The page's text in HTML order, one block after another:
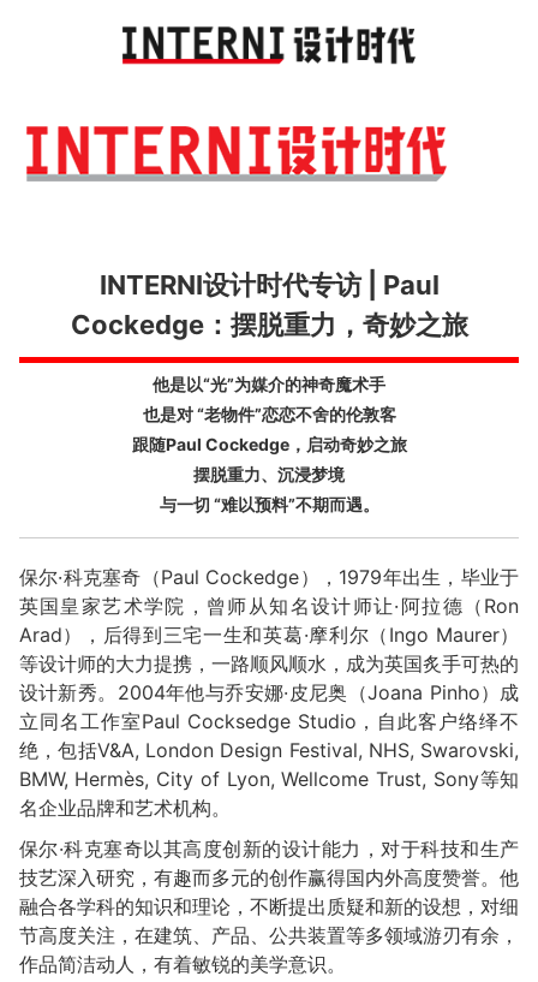
INTERNI设计时代专访 | Paul
Cockedge：摆脱重力，奇妙之旅
他是以“光”为媒介的神奇魔术手
也是对 “老物件”恋恋不舍的伦敦客
跟随Paul Cockedge，启动奇妙之旅
摆脱重力、沉浸梦境
与一切 “难以预料”不期而遇。
保尔·科克塞奇（Paul Cockedge），1979年出生，毕业于
英国皇家艺术学院，曾师从知名设计师让·阿拉德（Ron
Arad），后得到三宅一生和英葛·摩利尔（Ingo Maurer）
等设计师的大力提携，一路顺风顺水，成为英国炙手可热的
设计新秀。2004年他与乔安娜·皮尼奥（Joana Pinho）成
立同名工作室Paul Cocksedge Studio，自此客户络绎不
绝，包括V&A, London Design Festival, NHS, Swarovski,
BMW, Hermès, City of Lyon, Wellcome Trust, Sony等知
名企业品牌和艺术机构。
保尔·科克塞奇以其高度创新的设计能力，对于科技和生产
技艺深入研究，有趣而多元的创作赢得国内外高度赞誉。他
融合各学科的知识和理论，不断提出质疑和新的设想，对细
节高度关注，在建筑、产品、公共装置等多领域游刃有余，
作品简洁动人，有着敏锐的美学意识。